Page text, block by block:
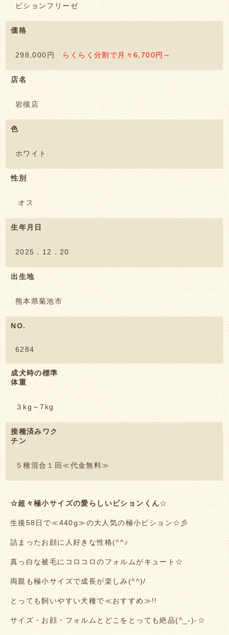
ビションフリーゼ
価格
298,000円 らくらく分割で月々6,700円～
店名
岩槻店
色
ホワイト
性別
オス
生年月日
2025．12．20
出生地
熊本県菊池市
NO.
6284
成犬時の標準
体重
３kg～7kg
接種済みワク
チン
５種混合１回≪代金無料≫
☆超々極小サイズの愛らしいビションくん☆
生後58日で≪440g≫の大人気の極小ビション☆彡
詰まったお顔に人好きな性格(^^♪
真っ白な被毛にコロコロのフォルムがキュート☆
両親も極小サイズで成長が楽しみ(^^)/
とっても飼いやすい犬種で≪おすすめ≫!!
サイズ・お顔・フォルムとどこをとっても絶品(^_-)-☆